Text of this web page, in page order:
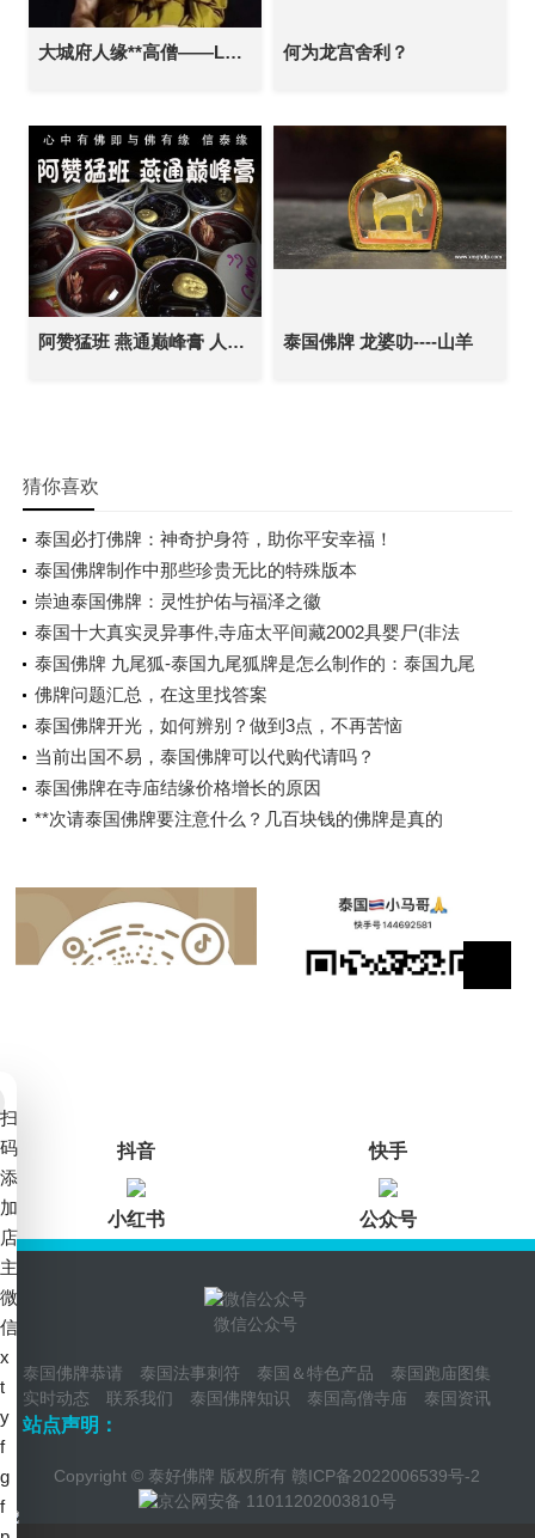
大城府人缘**高僧——LP Tim龙婆添（肥添） 何为龙宫舍利？
阿赞猛班 燕通巅峰膏 人缘膏 泰国佛牌 招桃花 人缘异性缘贵人缘 感情和合 财运生意 泰国佛牌 龙婆叻----山羊
猜你喜欢
泰国必打佛牌：神奇护身符，助你平安幸福！
泰国佛牌制作中那些珍贵无比的特殊版本
崇迪泰国佛牌：灵性护佑与福泽之徽
泰国十大真实灵异事件,寺庙太平间藏2002具婴尸(非法
堕胎)
泰国佛牌 九尾狐-泰国九尾狐牌是怎么制作的：泰国九尾
狐佛牌：神秘护佑与灵性力量
佛牌问题汇总，在这里找答案
泰国佛牌开光，如何辨别？做到3点，不再苦恼
当前出国不易，泰国佛牌可以代购代请吗？
泰国佛牌在寺庙结缘价格增长的原因
**次请泰国佛牌要注意什么？几百块钱的佛牌是真的
抖音 快手
小红书 公众号
微信公众号
泰国佛牌恭请 泰国法事刺符 泰国＆特色产品
泰国跑庙图集
实时动态
联系我们 泰国佛牌知识 泰国高僧寺庙 泰国资讯
站点声明：
Copyright © 泰好佛牌 版权所有 赣ICP备2022006539号-2
京公网安备 11011202003810号
扫
码
添
加
店
主
微
信
x
t
y
f
g
f